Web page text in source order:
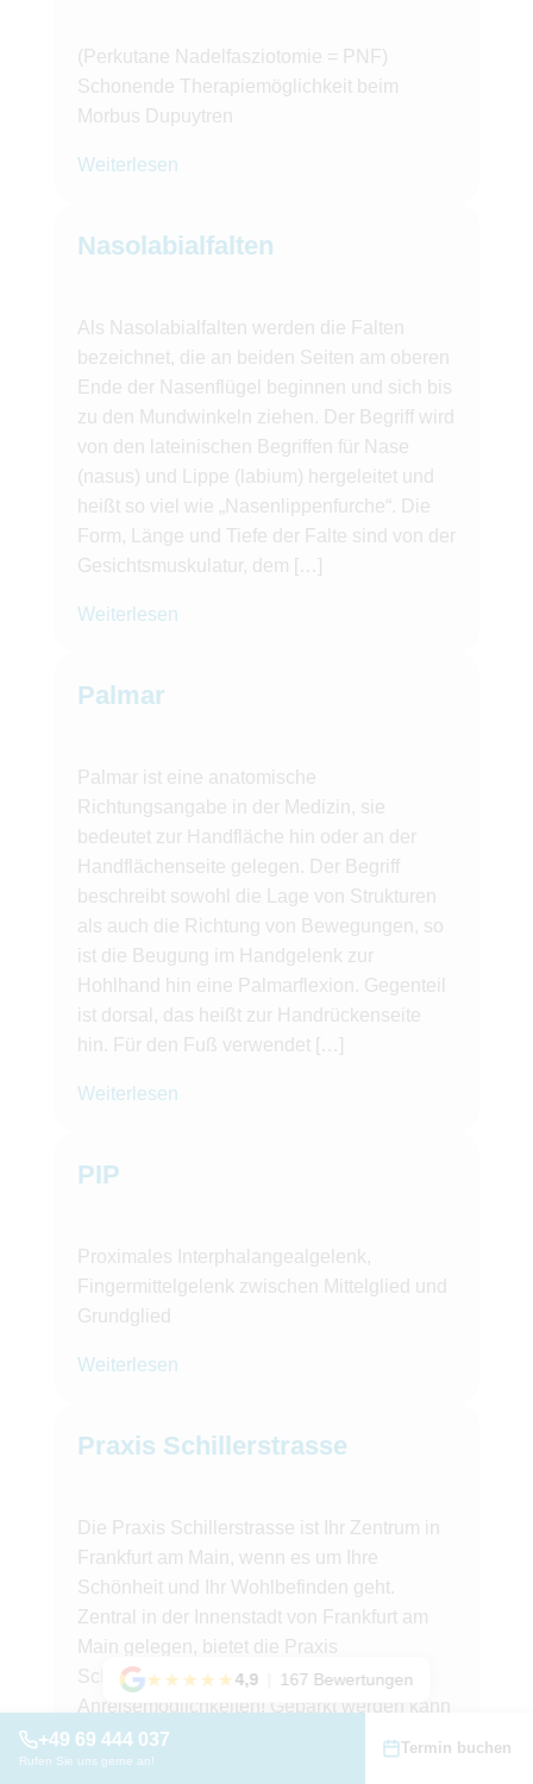
+49 69 444 037
Rufen Sie uns gerne an!
Termin buchen
(Perkutane Nadelfasziotomie = PNF)
Schonende Therapiemöglichkeit beim
Morbus Dupuytren
Weiterlesen
Nasolabialfalten
Als Nasolabialfalten werden die Falten
bezeichnet, die an beiden Seiten am oberen
Ende der Nasenflügel beginnen und sich bis
zu den Mundwinkeln ziehen. Der Begriff wird
von den lateinischen Begriffen für Nase
(nasus) und Lippe (labium) hergeleitet und
heißt so viel wie „Nasenlippenfurche“. Die
Form, Länge und Tiefe der Falte sind von der
Gesichtsmuskulatur, dem […]
Weiterlesen
Palmar
Palmar ist eine anatomische
Richtungsangabe in der Medizin, sie
bedeutet zur Handfläche hin oder an der
Handflächenseite gelegen. Der Begriff
beschreibt sowohl die Lage von Strukturen
als auch die Richtung von Bewegungen, so
ist die Beugung im Handgelenk zur
Hohlhand hin eine Palmarflexion. Gegenteil
ist dorsal, das heißt zur Handrückenseite
hin. Für den Fuß verwendet […]
Weiterlesen
PIP
Proximales Interphalangealgelenk,
Fingermittelgelenk zwischen Mittelglied und
Grundglied
Weiterlesen
Praxis Schillerstrasse
Die Praxis Schillerstrasse ist Ihr Zentrum in
Frankfurt am Main, wenn es um Ihre
Schönheit und Ihr Wohlbefinden geht.
Zentral in der Innenstadt von Frankfurt am
Main gelegen, bietet die Praxis
Schillerstrasse optimale
Anreisemöglichkeiten! Geparkt werden kann
in den Parkhäusern „MyZeil- PalaisQuartier
APCOA“ oder im „Parkhaus Schillerstraße“.
★★★★★4,9 167 Bewertungen